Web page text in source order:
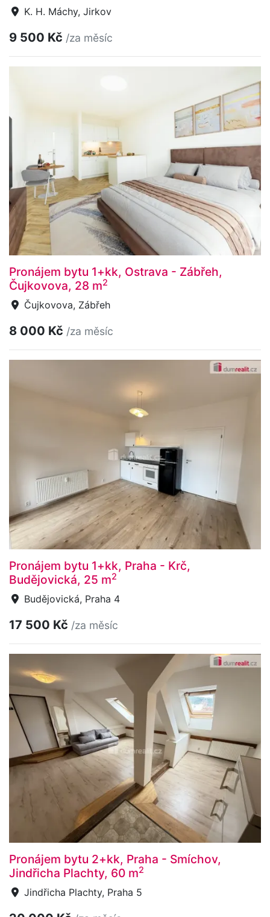
K. H. Máchy, Jirkov
9 500 Kč /za měsíc
Pronájem bytu 1+kk, Ostrava - Zábřeh,
Čujkovova, 28 m2
Čujkovova, Zábřeh
8 000 Kč /za měsíc
Pronájem bytu 1+kk, Praha - Krč,
Budějovická, 25 m2
Budějovická, Praha 4
17 500 Kč /za měsíc
Pronájem bytu 2+kk, Praha - Smíchov,
Jindřicha Plachty, 60 m2
Jindřicha Plachty, Praha 5